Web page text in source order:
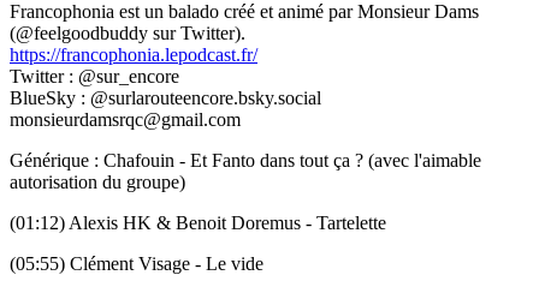
Francophonia est un balado créé et animé par Monsieur Dams
(@feelgoodbuddy sur Twitter).
https://francophonia.lepodcast.fr/
Twitter : @sur_encore
BlueSky : @surlarouteencore.bsky.social
monsieurdamsrqc@gmail.com
Générique : Chafouin - Et Fanto dans tout ça ? (avec l'aimable
autorisation du groupe)
(01:12) Alexis HK & Benoit Doremus - Tartelette
(05:55) Clément Visage - Le vide